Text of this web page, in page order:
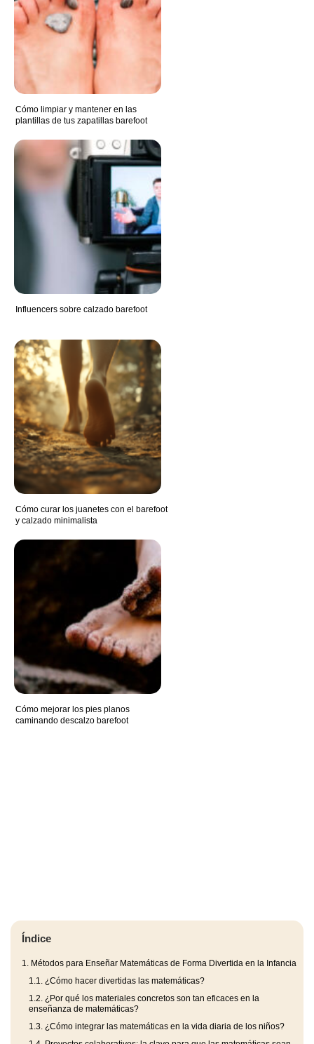
Cómo limpiar y mantener en las
plantillas de tus zapatillas barefoot
Influencers sobre calzado barefoot
Cómo curar los juanetes con el barefoot
y calzado minimalista
Cómo mejorar los pies planos
caminando descalzo barefoot
Índice
1. Métodos para Enseñar Matemáticas de Forma Divertida en la Infancia
1.1. ¿Cómo hacer divertidas las matemáticas?
1.2. ¿Por qué los materiales concretos son tan eficaces en la
enseñanza de matemáticas?
1.3. ¿Cómo integrar las matemáticas en la vida diaria de los niños?